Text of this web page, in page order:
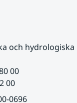
och hydrologiska
00
00
0696